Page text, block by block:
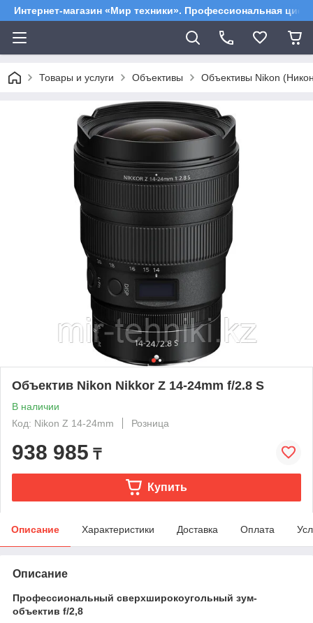
Интернет-магазин «Мир техники». Профессиональная
Товары и услуги Объективы Объективы Nikon
Объектив Nikon Nikkor Z 14-24mm f/2.8 S
В наличии
Код: Nikon Z 14-24mm
Розница
938 985 ₸
Купить
Описание Характеристики Доставка Оплата
Описание
Профессиональный сверхширокоугольный зум-
объектив f/2,8